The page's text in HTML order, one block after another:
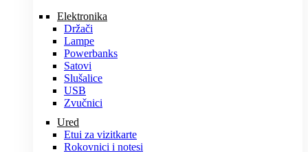
Elektronika
Držači
Lampe
Powerbanks
Satovi
Slušalice
USB
Zvučnici
Ured
Etui za vizitkarte
Rokovnici i notesi